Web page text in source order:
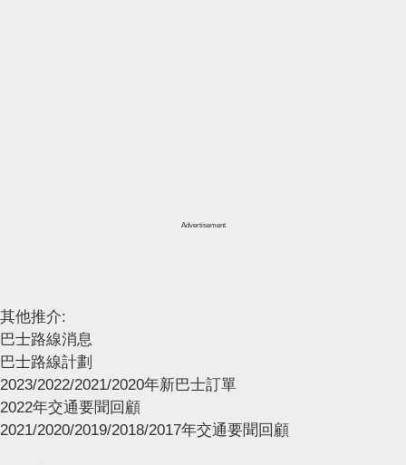
Advertisement
其他推介:
巴士路線消息
巴士路線計劃
2023/2022/2021/2020年新巴士訂單
2022年交通要聞回顧
2021/2020/2019/2018/2017年交通要聞回顧